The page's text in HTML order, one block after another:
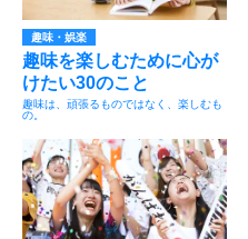
趣味・娯楽
趣味を楽しむために心が
けたい30のこと
趣味は、頑張るものではなく、楽しむも
の。